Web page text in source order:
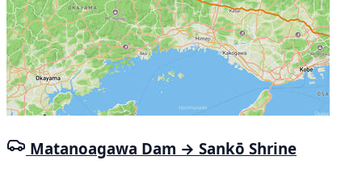
Matanoagawa Dam → Sankō Shrine